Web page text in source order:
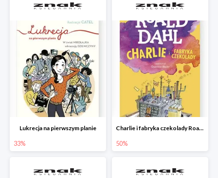
Lukrecja na pierwszym planie
33%
Charlie i fabryka czekolady Roald Dahl
50%